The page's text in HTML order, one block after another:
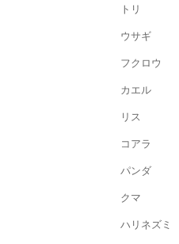
トリ
ウサギ
フクロウ
カエル
リス
コアラ
パンダ
クマ
ハリネズミ